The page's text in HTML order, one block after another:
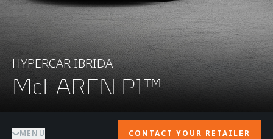
HYPERCAR IBRIDA
McLAREN P1™
MENU CONTACT YOUR RETAILER